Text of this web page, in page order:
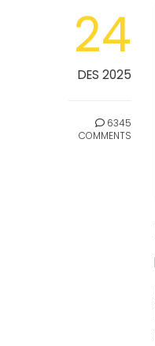
24
DES 2025
6345
COMMENTS